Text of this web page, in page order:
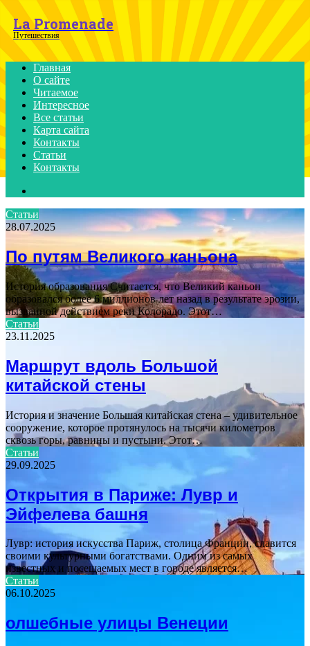
Menu
La Promenade
Путешествия
Главная
О сайте
Читаемое
Интересное
Все статьи
Карта сайта
Контакты
Статьи
Контакты
Статьи
28.07.2025
По путям Великого каньона
История образования Считается, что Великий каньон
образовался более 6 миллионов лет назад в результате эрозии,
вызванной действием реки Колорадо. Этот…
Статьи
23.11.2025
Маршрут вдоль Большой
китайской стены
История и значение Большая китайская стена – удивительное
сооружение, которое протянулось на тысячи километров
сквозь горы, равнины и пустыни. Этот…
Статьи
29.09.2025
Открытия в Париже: Лувр и
Эйфелева башня
Лувр: история искусства Париж, столица Франции, славится
своими культурными богатствами. Одним из самых
известных и посещаемых мест в городе является…
Статьи
06.10.2025
олшебные улицы Венеции